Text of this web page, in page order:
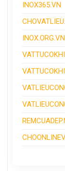
INOX365.VN
INOX.ORG.VN